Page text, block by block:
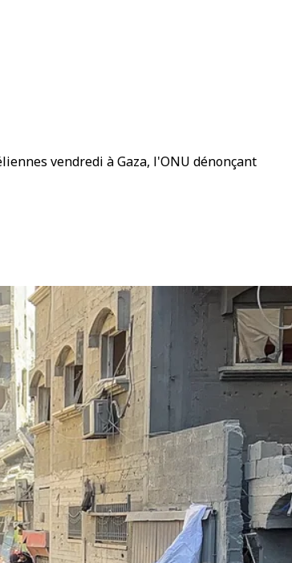
vendredi à Gaza, l'ONU dénonçant